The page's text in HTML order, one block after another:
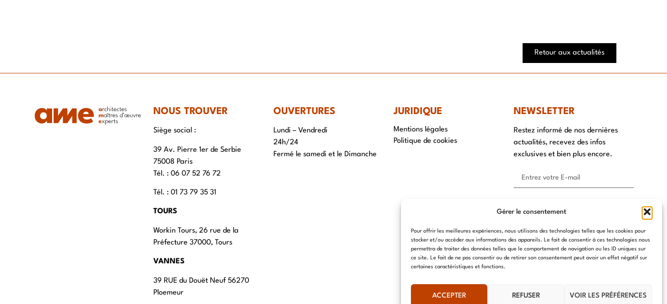
Gérer le consentement
Pour offrir les meilleures expériences, nous utilisons des technologies telles que les cookies pour
stocker et/ou accéder aux informations des appareils. Le fait de consentir à ces technologies nous
permettra de traiter des données telles que le comportement de navigation ou les ID uniques sur
ce site. Le fait de ne pas consentir ou de retirer son consentement peut avoir un effet négatif sur
certaines caractéristiques et fonctions.
ACCEPTER REFUSER VOIR LES PRÉFÉRENCES
Retour aux actualités
NOUS TROUVER
Siège social :
39 Av. Pierre 1er de Serbie
75008 Paris
Tél. : ‭06 07 52 76 72
Tél. : 01 73 79 35 31
TOURS
Workin Tours, 26 rue de la
Préfecture 37000, Tours
VANNES
39 RUE du Douët Neuf 56270
Ploemeur
OUVERTURES
Lundi – Vendredi
24h/24
Fermé le samedi et le Dimanche
JURIDIQUE
Mentions légales
Politique de cookies
NEWSLETTER
Restez informé de nos dernières
actualités, recevez des infos
exclusives et bien plus encore.